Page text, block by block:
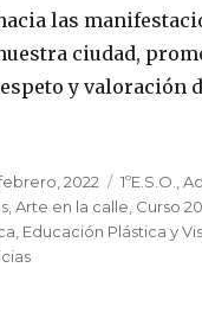
las
ciudad,
y valoración
2022 1ºE.S.O. ,
,Arte en la calle Curso
Educación Plástica y